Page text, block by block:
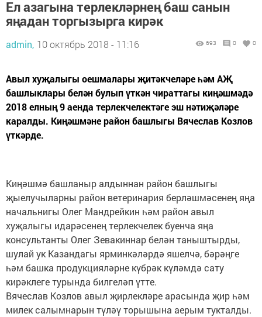
Ел азагына терлекләрнең баш санын
яңадан торгызырга кирәк
admin, 10 октябрь 2018 - 11:16 693 0 0
Авыл хуҗалыгы оешмалары җитәкчеләре һәм АҖ
башлыклары белән булып үткән чираттагы киңәшмәдә
2018 елның 9 аенда терлекчелектәге эш нәтиҗәләре
каралды. Киңәшмәне район башлыгы Вячеслав Козлов
үткәрде.
Киңәшмә башланыр алдыннан район башлыгы
җыелучыларны район ветеринария берләшмәсенең яңа
начальнигы Олег Мандрейкин һәм район авыл
хуҗалыгы идарәсенең терлекчелек буенча яңа
консультанты Олег Зевакиннар белән таныштырды,
шулай ук Казандагы ярминкәләрдә яшелчә, бәрәңге
һәм башка продукцияләрне күбрәк күләмдә сату
кирәклеге турында билгеләп үтте.
Вячеслав Козлов авыл җирлекләре арасында җир һәм
милек салымнарын түләү торышына аерым тукталды.